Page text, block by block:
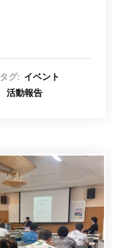
タグ: イベント
活動報告